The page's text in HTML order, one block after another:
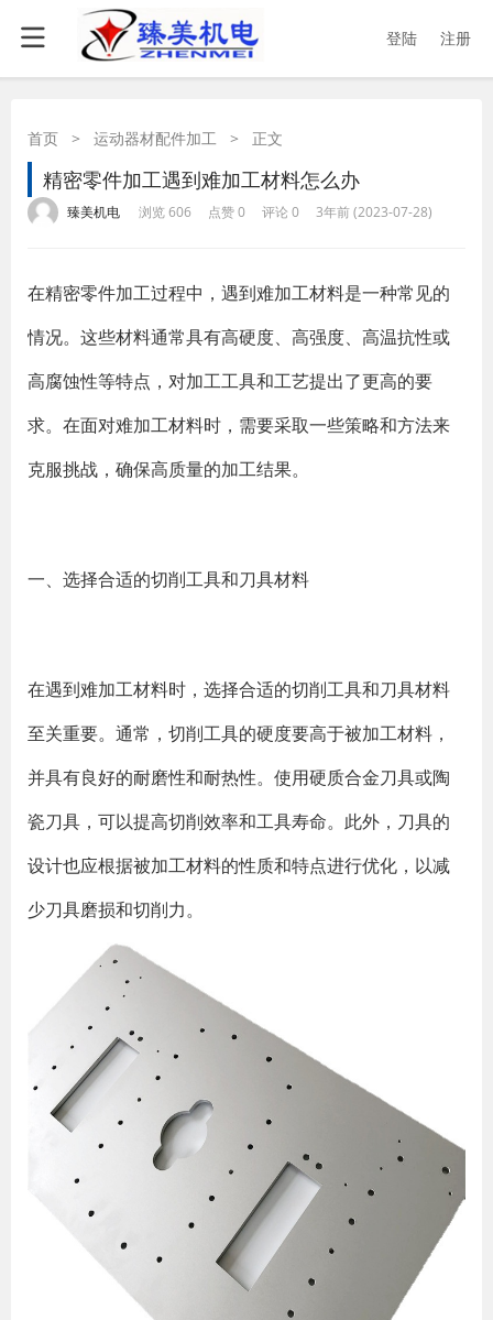
登陆 注册
首页 > 运动器材配件加工 > 正文
精密零件加工遇到难加工材料怎么办
臻美机电 浏览 606 点赞 0 评论 0 3年前 (2023-07-28)
在精密零件加工过程中，遇到难加工材料是一种常见的
情况。这些材料通常具有高硬度、高强度、高温抗性或
高腐蚀性等特点，对加工工具和工艺提出了更高的要
求。在面对难加工材料时，需要采取一些策略和方法来
克服挑战，确保高质量的加工结果。
一、选择合适的切削工具和刀具材料
在遇到难加工材料时，选择合适的切削工具和刀具材料
至关重要。通常，切削工具的硬度要高于被加工材料，
并具有良好的耐磨性和耐热性。使用硬质合金刀具或陶
瓷刀具，可以提高切削效率和工具寿命。此外，刀具的
设计也应根据被加工材料的性质和特点进行优化，以减
少刀具磨损和切削力。